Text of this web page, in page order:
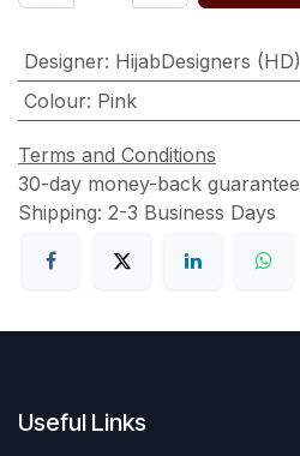
Designer: HijabDesigners (HD)
Colour: Pink
Terms and Conditions
30-day money-back guarantee
Shipping: 2-3 Business Days
Useful Links